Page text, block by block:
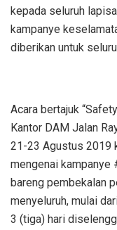
kepada seluruh
kampanye
diberikan untuk
Acara bertajuk
Kantor DAM Jalan
21-23 Agustus 2019
mengenai kampanye
bareng pembekalan
menyeluruh, mulai
3 (tiga) hari